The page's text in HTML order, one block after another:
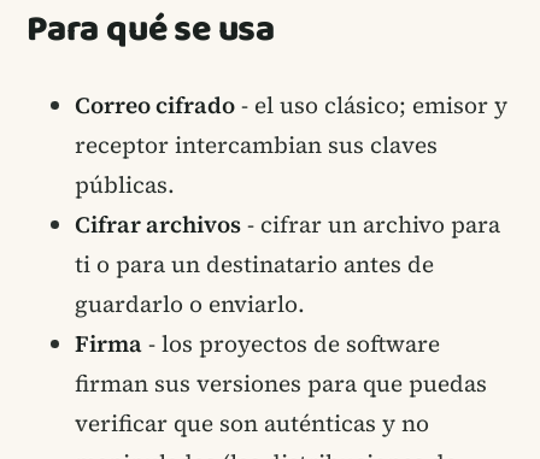
Para qué se usa
Correo cifrado- el uso clásico; emisor y
receptor intercambian sus claves
públicas.
Cifrar archivos- cifrar un archivo para
ti o para un destinatario antes de
guardarlo o enviarlo.
Firma- los proyectos de software
firman sus versiones para que puedas
verificar que son auténticas y no